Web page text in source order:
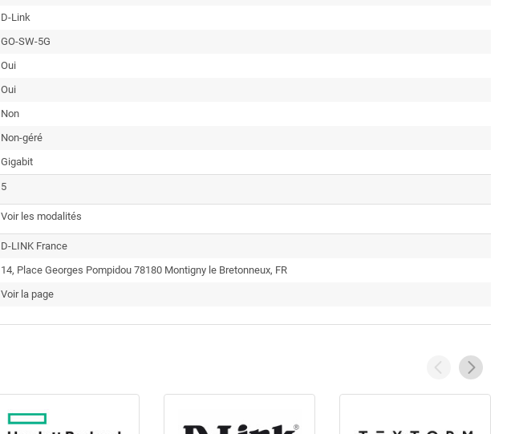
D-Link
GO-SW-5G
Oui
Oui
Non
Non-géré
Gigabit
5
Voir les modalités
D-LINK France
14, Place Georges Pompidou 78180 Montigny le Bretonneux, FR
Voir la page